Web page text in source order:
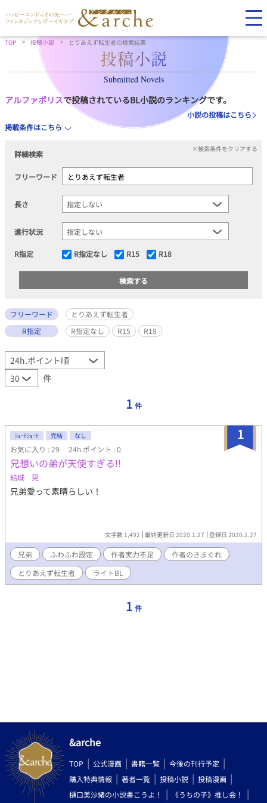
TOP 投稿小説 とりあえず転生者の検索結果
Submitted Novels
アルファポリスで投稿されているBL小説のランキングです。
小説の投稿はこちら
掲載条件はこちら
詳細検索
×検索条件をクリアする
フリーワード
長さ
進行状況
R指定 R指定なし R15 R18
フリーワード
とりあえず転生者
R指定
R指定なし R15 R18
件
1 件
1
ｼｮｰﾄｼｮｰﾄ 完結 なし
お気に入り : 29 24h.ポイント : 0
兄想いの弟が天使すぎる‼︎
結城 晃
兄弟愛って素晴らしい！
文字数 1,492 最終更新日 2020.1.27 登録日 2020.1.27
兄弟 ふわふわ設定 作者実力不足
作者のきまぐれ
とりあえず転生者
ライトBL
1 件
&arche
TOP 公式漫画 書籍一覧
今後の刊行予定
購入特典情報
著者一覧 投稿小説
投稿漫画
樋口美沙緒の小説書こうよ！
《うちの子》推し会！